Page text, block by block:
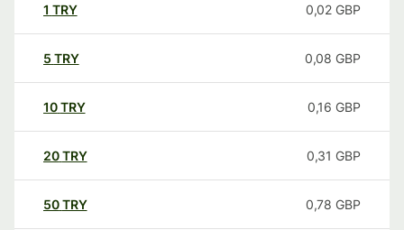
1 TRY 0,02 GBP
5 TRY 0,08 GBP
10TRY 0,16 GBP
20TRY 0,31 GBP
50TRY 0,78 GBP